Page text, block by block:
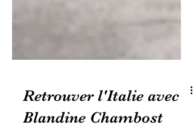
Retrouver l'Italie avec